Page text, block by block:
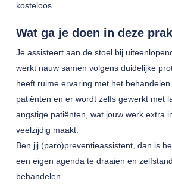
kosteloos.
Wat ga je doen in deze
Je assisteert aan de stoel bij
werkt nauw samen volgens duidelijke
heeft ruime ervaring met het
patiënten en er wordt zelfs gewerkt met
angstige patiënten, wat jouw werk extra
veelzijdig maakt.
Ben jij (paro)preventieassistent, dan is
een eigen agenda te draaien en
behandelen.